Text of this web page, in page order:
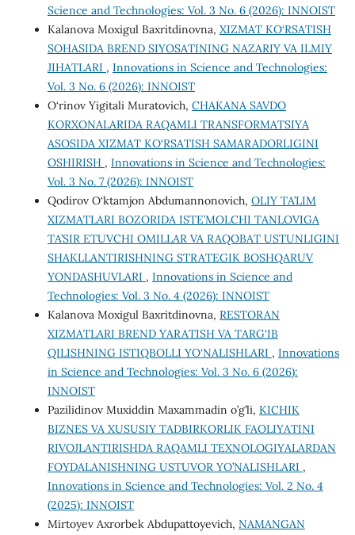
Science and Technologies: Vol. 3 No. 6 (2026): INNOIST
Kalanova Moxigul Baxritdinovna, XIZMAT KO‘RSATISH
SOHASIDA BREND SIYOSATINING NAZARIY VA ILMIY
JIHATLARI , Innovations in Science and Technologies:
Vol. 3 No. 6 (2026): INNOIST
O‘rinov Yigitali Muratovich, CHAKANA SAVDO
KORXONALARIDA RAQAMLI TRANSFORMATSIYA
ASOSIDA XIZMAT KO‘RSATISH SAMARADORLIGINI
OSHIRISH , Innovations in Science and Technologies:
Vol. 3 No. 7 (2026): INNOIST
Qodirov O‘ktamjon Abdumannonovich, OLIY TA’LIM
XIZMATLARI BOZORIDA ISTE’MOLCHI TANLOVIGA
TA’SIR ETUVCHI OMILLAR VA RAQOBAT USTUNLIGINI
SHAKLLANTIRISHNING STRATEGIK BOSHQARUV
YONDASHUVLARI , Innovations in Science and
Technologies: Vol. 3 No. 4 (2026): INNOIST
Kalanova Moxigul Baxritdinovna, RESTORAN
XIZMATLARI BREND YARATISH VA TARG‘IB
QILISHNING ISTIQBOLLI YO‘NALISHLARI , Innovations
in Science and Technologies: Vol. 3 No. 6 (2026):
INNOIST
Pazilidinov Muxiddin Maxammadin o’g’li, KICHIK
BIZNES VA XUSUSIY TADBIRKORLIK FAOLIYATINI
RIVOJLANTIRISHDA RAQAMLI TEXNOLOGIYALARDAN
FOYDALANISHNING USTUVOR YO’NALISHLARI ,
Innovations in Science and Technologies: Vol. 2 No. 4
(2025): INNOIST
Mirtoyev Axrorbek Abdupattoyevich, NAMANGAN